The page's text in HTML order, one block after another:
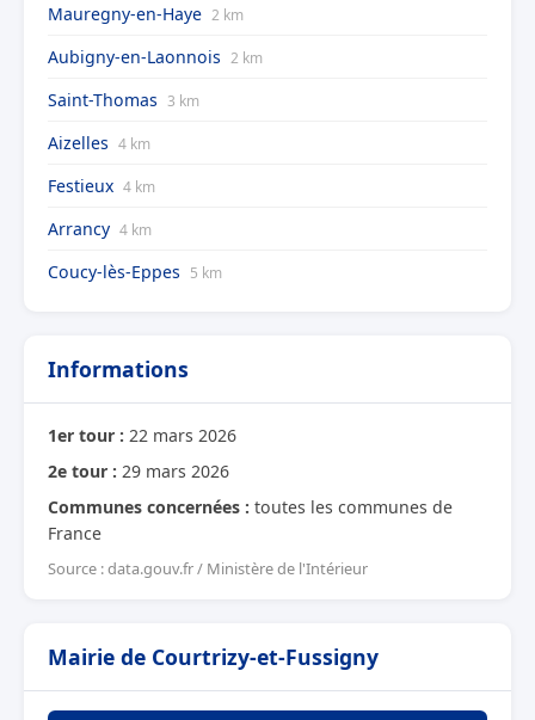
Mauregny-en-Haye 2 km
Aubigny-en-Laonnois 2 km
Saint-Thomas 3 km
Aizelles 4 km
Festieux 4 km
Arrancy 4 km
Coucy-lès-Eppes 5 km
Informations
1er tour : 22 mars 2026
2e tour : 29 mars 2026
Communes concernées : toutes les communes de
France
Source : data.gouv.fr / Ministère de l'Intérieur
Mairie de Courtrizy-et-Fussigny